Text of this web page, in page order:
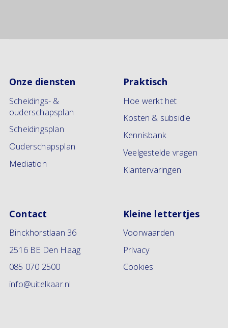
Onze diensten
Scheidings- &
ouderschapsplan
Scheidingsplan
Ouderschapsplan
Mediation
Praktisch
Hoe werkt het
Kosten & subsidie
Kennisbank
Veelgestelde vragen
Klantervaringen
Contact
Binckhorstlaan 36
2516 BE Den Haag
085 070 2500
info@uitelkaar.nl
Kleine lettertjes
Voorwaarden
Privacy
Cookies